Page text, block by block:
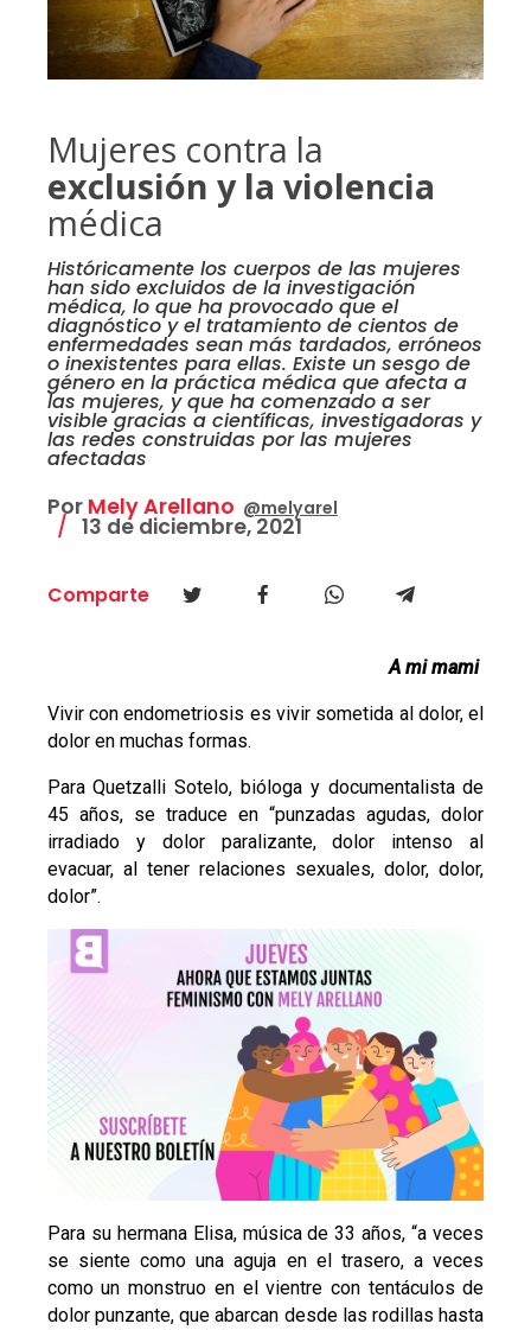
Mujeres contra la
exclusión y la violencia
médica
Históricamente los cuerpos de las mujeres
han sido excluidos de la investigación
médica, lo que ha provocado que el
diagnóstico y el tratamiento de cientos de
enfermedades sean más tardados, erróneos
o inexistentes para ellas. Existe un sesgo de
género en la práctica médica que afecta a
las mujeres, y que ha comenzado a ser
visible gracias a científicas, investigadoras y
las redes construidas por las mujeres
afectadas
Por Mely Arellano @melyarel
13 de diciembre, 2021
Comparte
A mi mami
Vivir con endometriosis es vivir sometida al dolor, el
dolor en muchas formas.
Para Quetzalli Sotelo, bióloga y documentalista de
45 años, se traduce en “punzadas agudas, dolor
irradiado y dolor paralizante, dolor intenso al
evacuar, al tener relaciones sexuales, dolor, dolor,
dolor”.
Para su hermana Elisa, música de 33 años, “a veces
se siente como una aguja en el trasero, a veces
como un monstruo en el vientre con tentáculos de
dolor punzante, que abarcan desde las rodillas hasta